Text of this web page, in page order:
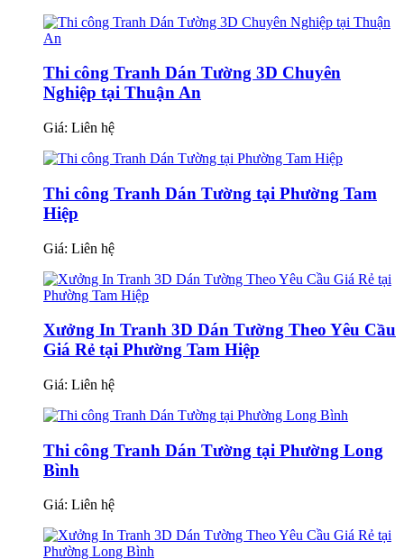
Thi công Tranh Dán Tường 3D Chuyên
Nghiệp tại Thuận An
Giá: Liên hệ
Thi công Tranh Dán Tường tại Phường Tam
Hiệp
Giá: Liên hệ
Xưởng In Tranh 3D Dán Tường Theo Yêu Cầu
Giá Rẻ tại Phường Tam Hiệp
Giá: Liên hệ
Thi công Tranh Dán Tường tại Phường Long
Bình
Giá: Liên hệ